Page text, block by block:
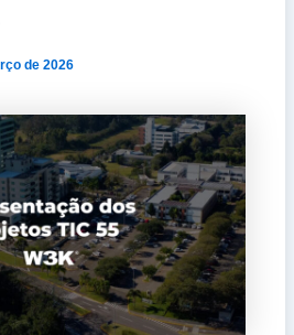
de 2026